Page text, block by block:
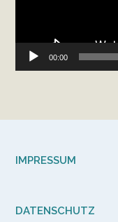
00:00
IMPRESSUM
DATENSCHUTZ